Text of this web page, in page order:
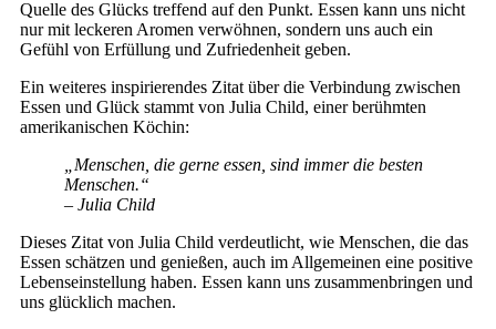
Quelle des Glücks treffend auf den Punkt. Essen kann uns nicht
nur mit leckeren Aromen verwöhnen, sondern uns auch ein
Gefühl von Erfüllung und Zufriedenheit geben.
Ein weiteres inspirierendes Zitat über die Verbindung zwischen
Essen und Glück stammt von Julia Child, einer berühmten
amerikanischen Köchin:
„Menschen, die gerne essen, sind immer die besten
Menschen.“
– Julia Child
Dieses Zitat von Julia Child verdeutlicht, wie Menschen, die das
Essen schätzen und genießen, auch im Allgemeinen eine positive
Lebenseinstellung haben. Essen kann uns zusammenbringen und
uns glücklich machen.